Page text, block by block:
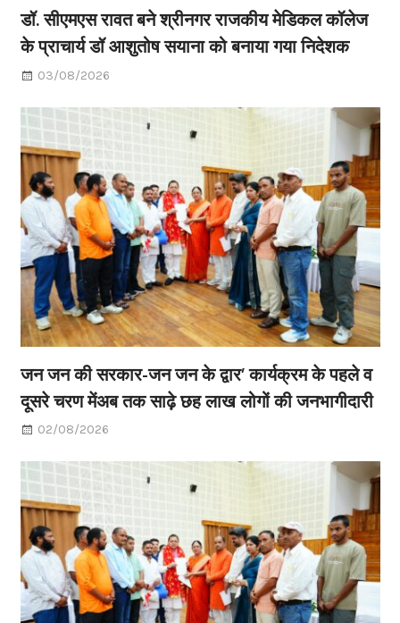
डॉ. सीएमएस रावत बने श्रीनगर राजकीय मेडिकल कॉलेज
के प्राचार्य डॉ आशुतोष सयाना को बनाया गया निदेशक
03/08/2026
जन जन की सरकार-जन जन के द्वार’ कार्यक्रम के पहले व
दूसरे चरण मेंअब तक साढ़े छह लाख लोगों की जनभागीदारी
02/08/2026